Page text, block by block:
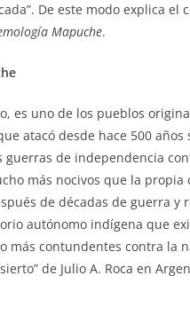
De este modo explica el
Mapuche.
es uno de los pueblos
atacó desde hace 500
de independencia
más nocivos que la
de décadas de guerra y
autónomo indígena que
más contundentes contra la
de Julio A. Roca en